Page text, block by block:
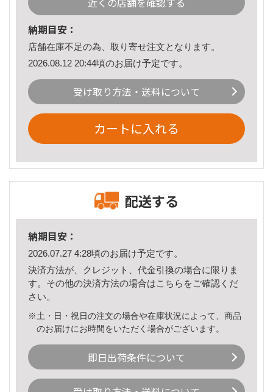
納期目安：
店舗在庫不足の為、取り寄せ注文となります。
2026.08.12 20:44頃のお届け予定です。
受け取り方法・送料について
カートに入れる
配送する
納期目安：
2026.07.27 4:28頃のお届け予定です。
決済方法が、クレジット、代金引換の場合に限りま
す。その他の決済方法の場合はこちら をご確認くだ
さい。
※土・日・祝日の注文の場合や在庫状況によって、商品
のお届けにお時間をいただく場合がございます。
即日出荷条件について